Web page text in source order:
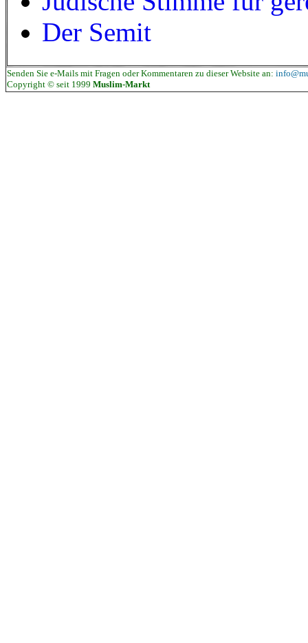
Der Semit
Senden Sie e-Mails mit Fragen oder Kommentaren zu dieser Website an:
Copyright © seit 1999 Muslim-Markt